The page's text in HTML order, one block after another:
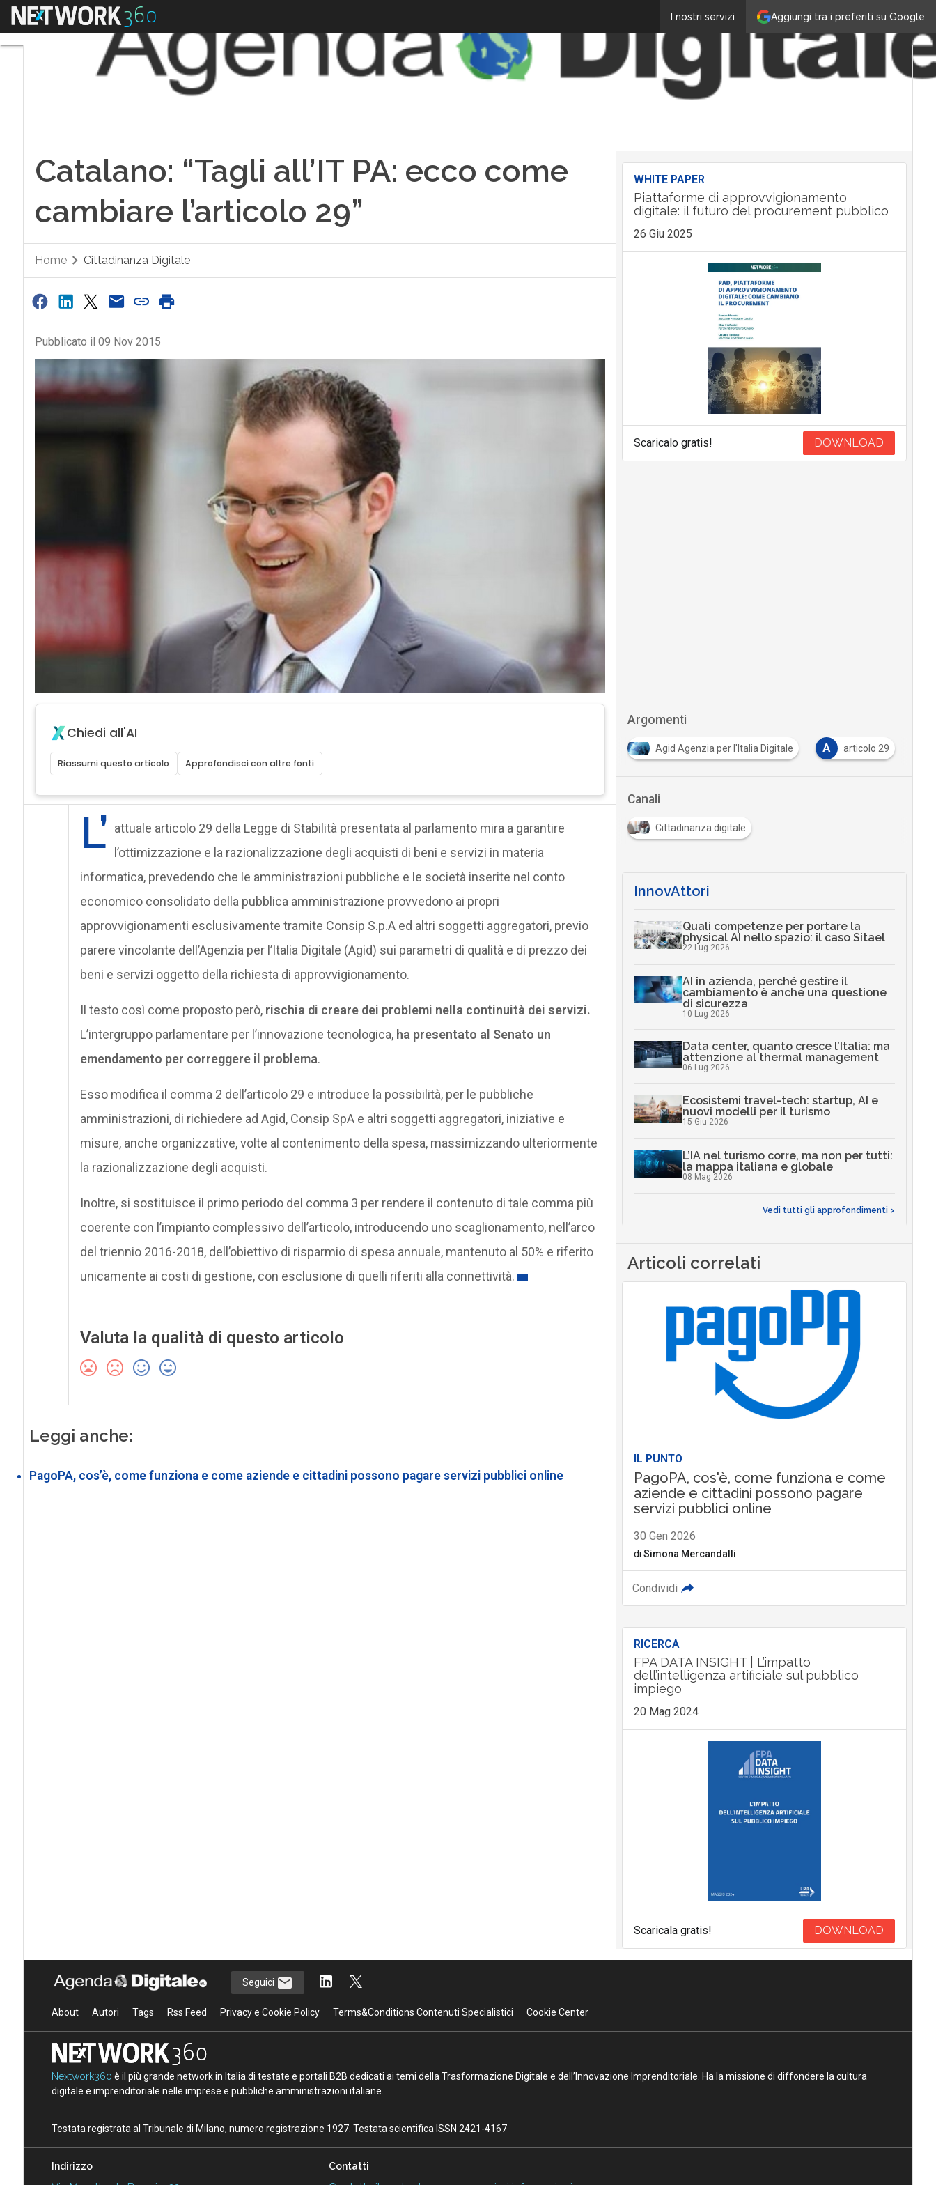
Aggiungi tra i preferiti su Google
I nostri servizi
Menu
Catalano: “Tagli all’IT PA: ecco come
cambiare l’articolo 29”
Home Cittadinanza Digitale
Pubblicato il 09 Nov 2015
Chiedi all'AI
Riassumi questo articolo Approfondisci con altre fonti
L’ attuale articolo 29 della Legge di Stabilità presentata al parlamento mira a garantire
l’ottimizzazione e la razionalizzazione degli acquisti di beni e servizi in materia
informatica, prevedendo che le amministrazioni pubbliche e le società inserite nel conto
economico consolidato della pubblica amministrazione provvedono ai propri
approvvigionamenti esclusivamente tramite Consip S.p.A ed altri soggetti aggregatori, previo
parere vincolante dell’Agenzia per l’Italia Digitale (Agid) sui parametri di qualità e di prezzo dei
beni e servizi oggetto della richiesta di approvvigionamento.
Il testo così come proposto però, rischia di creare dei problemi nella continuità dei servizi.
L’intergruppo parlamentare per l’innovazione tecnologica, ha presentato al Senato un
emendamento per correggere il problema.
Esso modifica il comma 2 dell’articolo 29 e introduce la possibilità, per le pubbliche
amministrazioni, di richiedere ad Agid, Consip SpA e altri soggetti aggregatori, iniziative e
misure, anche organizzative, volte al contenimento della spesa, massimizzando ulteriormente
la razionalizzazione degli acquisti.
Inoltre, si sostituisce il primo periodo del comma 3 per rendere il contenuto di tale comma più
coerente con l’impianto complessivo dell’articolo, introducendo uno scaglionamento, nell’arco
del triennio 2016-2018, dell’obiettivo di risparmio di spesa annuale, mantenuto al 50% e riferito
unicamente ai costi di gestione, con esclusione di quelli riferiti alla connettività.
Valuta la qualità di questo articolo
Leggi anche:
PagoPA, cos’è, come funziona e come aziende e cittadini possono pagare servizi pubblici online
WHITE PAPER
Piattaforme di approvvigionamento
digitale: il futuro del procurement pubblico
26 Giu 2025
Scaricalo gratis! DOWNLOAD
Argomenti
Agid Agenzia per l'Italia Digitale A articolo 29 B beni
Canali
Cittadinanza digitale
InnovAttori
Quali competenze per portare la
physical AI nello spazio: il caso Sitael
22 Lug 2026
AI in azienda, perché gestire il
cambiamento è anche una questione
di sicurezza
10 Lug 2026
Data center, quanto cresce l’Italia: ma
attenzione al thermal management
06 Lug 2026
Ecosistemi travel-tech: startup, AI e
nuovi modelli per il turismo
15 Giu 2026
L’IA nel turismo corre, ma non per tutti:
la mappa italiana e globale
08 Mag 2026
Vedi tutti gli approfondimenti >
Articoli correlati
IL PUNTO
PagoPA, cos'è, come funziona e come
aziende e cittadini possono pagare
servizi pubblici online
30 Gen 2026
di Simona Mercandalli
Condividi
RICERCA
FPA DATA INSIGHT | L’impatto
dell’intelligenza artificiale sul pubblico
impiego
20 Mag 2024
Scaricala gratis! DOWNLOAD
Seguici
About Autori Tags Rss Feed Privacy e Cookie Policy Terms&Conditions Contenuti Specialistici Cookie Center
Nextwork360 è il più grande network in Italia di testate e portali B2B dedicati ai temi della Trasformazione Digitale e dell’Innovazione Imprenditoriale. Ha la missione di diffondere la cultura
digitale e imprenditoriale nelle imprese e pubbliche amministrazioni italiane.
Testata registrata al Tribunale di Milano, numero registrazione 1927. Testata scientifica ISSN 2421-4167
Indirizzo Contatti